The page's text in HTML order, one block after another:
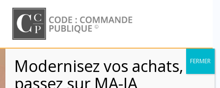
to
content
Décision
Modernisez vos achats,
passez sur MA-IA
FERMER